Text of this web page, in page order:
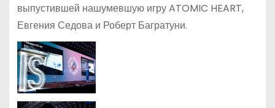
выпустившей нашумевшую игру ATOMIC HEART,
Евгения Седова и Роберт Багратуни.